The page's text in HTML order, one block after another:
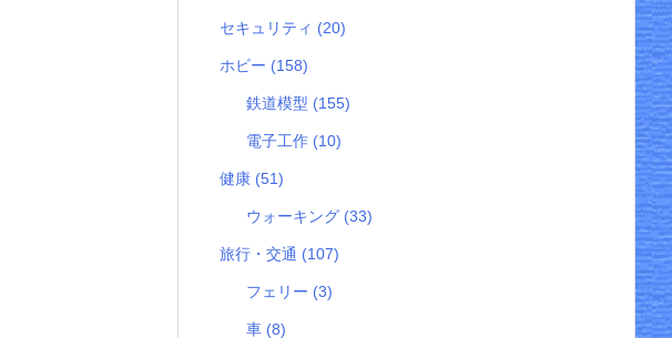
セキュリティ (20)
ホビー (158)
鉄道模型 (155)
電子工作 (10)
健康 (51)
ウォーキング (33)
旅行・交通 (107)
フェリー (3)
車 (8)